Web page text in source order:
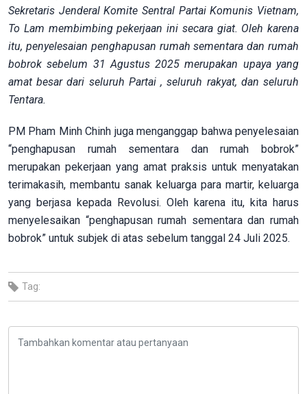
Sekretaris Jenderal Komite Sentral Partai Komunis Vietnam,
To Lam membimbing pekerjaan ini secara giat. Oleh karena
itu, penyelesaian penghapusan rumah sementara dan rumah
bobrok sebelum 31 Agustus 2025 merupakan upaya yang
amat besar dari seluruh Partai , seluruh rakyat, dan seluruh
Tentara.
PM Pham Minh Chinh juga menganggap bahwa penyelesaian
“penghapusan rumah sementara dan rumah bobrok”
merupakan pekerjaan yang amat praksis untuk menyatakan
terimakasih, membantu sanak keluarga para martir, keluarga
yang berjasa kepada Revolusi. Oleh karena itu, kita harus
menyelesaikan “penghapusan rumah sementara dan rumah
bobrok” untuk subjek di atas sebelum tanggal 24 Juli 2025.
Tag: